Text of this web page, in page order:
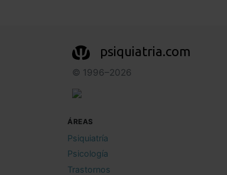
psiquiatria.com
© 1996–2026
ÁREAS
Psiquiatría
Psicología
Trastornos